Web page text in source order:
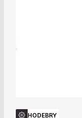
HODEBRY